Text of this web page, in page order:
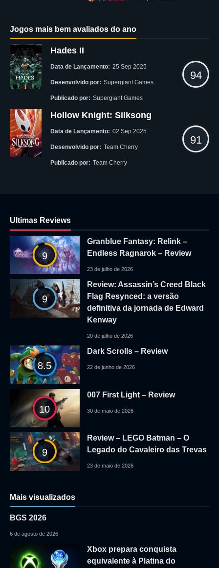
Jogos mais bem avaliados do ano
Hades II
Data de Lançamento: 25 Sep 2025
Desenvolvido por: Supergiant Games
Publicado por: Supergiant Games
94
Hollow Knight: Silksong
Data de Lançamento: 02 Sep 2025
Desenvolvido por: Team Cherry
Publicado por: Team Cherry
91
Ultimas Reviews
9
Granblue Fantasy: Relink –
Endless Ragnarok – Review
23 de julho de 2026
9
Review: Assassin’s Creed Black
Flag Resynced: a versão
definitiva da jornada de Edward
Kenway
20 de julho de 2026
8.5
Dark Scrolls – Review
22 de junho de 2026
10
007 First Light – Review
30 de maio de 2026
9
Review – LEGO Batman – O
Legado do Cavaleiro das Trevas
23 de maio de 2026
Mais visualizados
BGS 2026
6 de agosto de 2026
Xbox prepara conquista
equivalente à Platina do